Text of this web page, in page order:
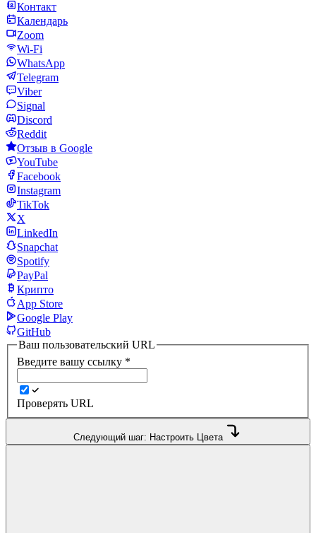
Контакт
Календарь
Zoom
Wi-Fi
WhatsApp
Telegram
Viber
Signal
Discord
Reddit
Отзыв в Google
YouTube
Facebook
Instagram
TikTok
X
LinkedIn
Snapchat
Spotify
PayPal
Крипто
App Store
Google Play
GitHub
Ваш пользовательский URL
Введите вашу ссылку *
Проверять URL
Следующий шаг: Настроить Цвета